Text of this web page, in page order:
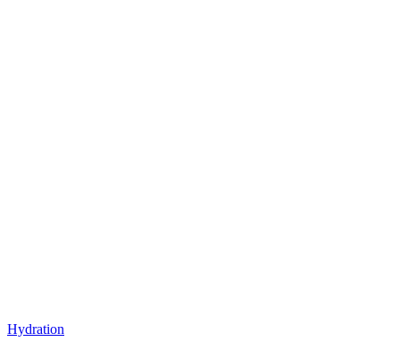
Hydration